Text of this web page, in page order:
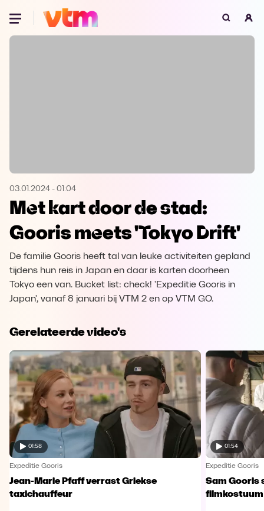
Oeps, browser niet ondersteund
Microsoft Edge Download
Opera Download
03.01.2024 - 01:04
Met kart door de stad:
Gooris meets 'Tokyo Drift'
De familie Gooris heeft tal van leuke activiteiten gepland
tijdens hun reis in Japan en daar is karten doorheen
Tokyo een van. Bucket list: check! 'Expeditie Gooris in
Japan', vanaf 8 januari bij VTM 2 en op VTM GO.
Gerelateerde video's
01:58
Expeditie Gooris
Jean-Marie Pfaff verrast Griekse
taxichauffeur
01:54
Expeditie Gooris
Sam Gooris
filmkostuum